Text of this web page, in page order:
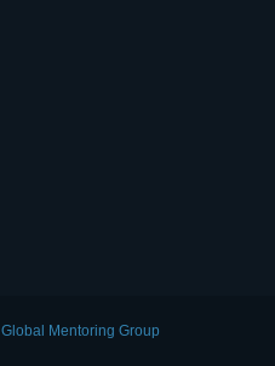
Global Mentoring Group